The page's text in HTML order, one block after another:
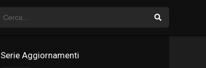
Serie Aggiornamenti